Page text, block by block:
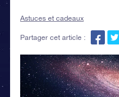
Astuces et cadeaux
Partager cet article :